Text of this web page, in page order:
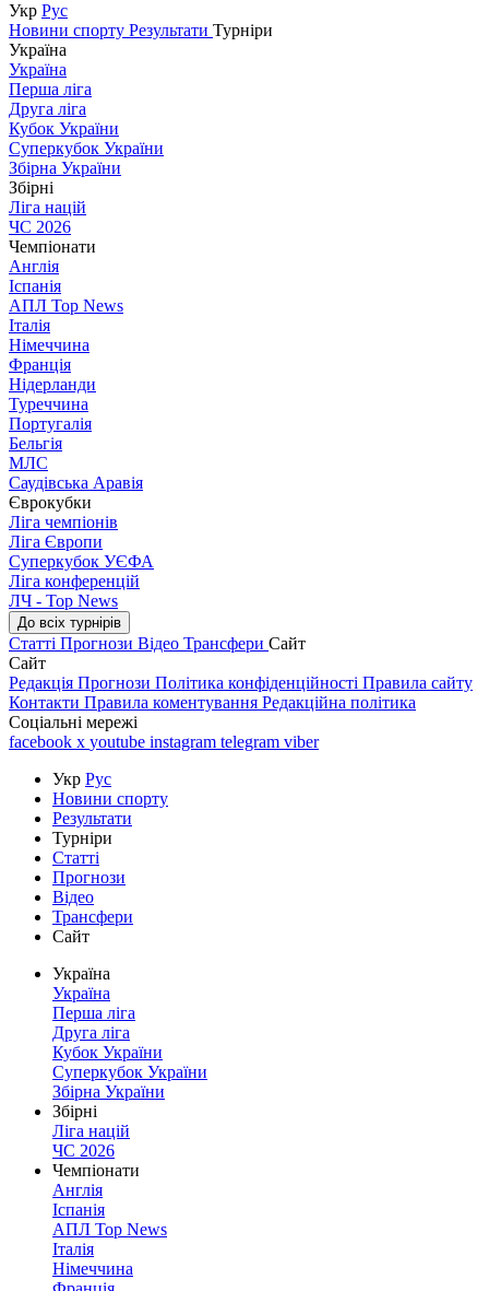
Укр Рус
Новини спорту Результати Турніри
Україна
Україна
Перша ліга
Друга ліга
Кубок України
Суперкубок України
Збірна України
Збірні
Ліга націй
ЧС 2026
Чемпіонати
Англія
Іспанія
АПЛ Top News
Італія
Німеччина
Франція
Нідерланди
Туреччина
Португалія
Бельгія
МЛС
Саудівська Аравія
Єврокубки
Ліга чемпіонів
Ліга Європи
Суперкубок УЄФА
Ліга конференцій
ЛЧ - Top News
До всіх турнірів
Статті Прогнози Відео Трансфери Сайт
Сайт
Редакція Прогнози Політика конфіденційності Правила сайту
Контакти Правила коментування Редакційна політика
Соціальні мережі
facebook x youtube instagram telegram viber
Укр Рус
Новини спорту
Результати
Турніри
Статті
Прогнози
Відео
Трансфери
Сайт
Україна
Україна
Перша ліга
Друга ліга
Кубок України
Суперкубок України
Збірна України
Збірні
Ліга націй
ЧС 2026
Чемпіонати
Англія
Іспанія
АПЛ Top News
Італія
Німеччина